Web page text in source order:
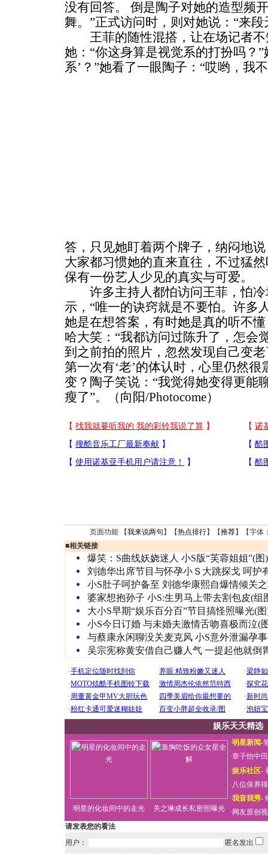
没有回答。 倒是陶子对她的造型频
舞。”正式访问时，则对她说：“来段
王菲的随性混搭，让在场记者不
她：“你这身算是视觉系的打扮吗？
系’？”她看了一眼陶子：“哎哟，我
答，只见她盯着两个牌子，纳闷地
大家都习惯她的直来直往，不过猛
保有一份艺人少见的真实与可爱。
许多主持人都怕访问王菲，怕冷
示，“唯一的诀窍就是不要怕。许多
她是在想答案，有时她是真的听不
哈大笑：“我都访问过陈升了，怎会
到之前拍的照片，忽然发现自己变
第一次有‘老’的体认时，心里仍然
变？陶子笑说：“我觉得她变得更能
瘦了”。（向阳/Photocome）
页面功能 【我来说两句 】【热点排行】【推荐】【字体
■相关链接
爆笑：S曲线妖娆迷人 小S版“芙蓉姐姐”(图)
刘德华出席节目与怀孕小Ｓ大跳探戈 呵护
小S肚子呵护备至 刘德华康熙自爆情倾关
婆家想抱孙子 小S:生男马上带去割包皮(组
大小S早期“娱乐百分百”节目搞怪照曝光(
小S今日订婚 与未婚夫激情舌吻喜极而泣(
与蔡康永闲聊没关麦克风 小S意外泄漏孕
吴宗宪称黄安借自己赚人气 一提起他就倒
娱乐天天精选
明星的化妆间中的走光 关之琳成长私密照曝光
·明星新闻-
·章子怡中
·娱乐社区-
·八位保养
·我音我秀-
· 网友原创
请发表您的看法
用户：
匿名发出